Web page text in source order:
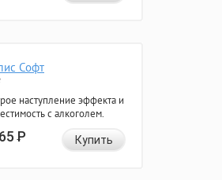
Софт
наступление эффекта и
с алкоголем.
Р Купить